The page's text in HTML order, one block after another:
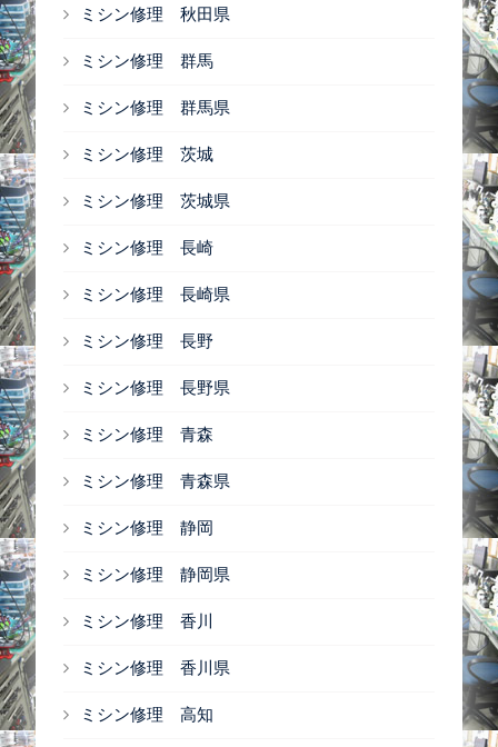
ミシン修理 秋田県
ミシン修理 群馬
ミシン修理 群馬県
ミシン修理 茨城
ミシン修理 茨城県
ミシン修理 長崎
ミシン修理 長崎県
ミシン修理 長野
ミシン修理 長野県
ミシン修理 青森
ミシン修理 青森県
ミシン修理 静岡
ミシン修理 静岡県
ミシン修理 香川
ミシン修理 香川県
ミシン修理 高知